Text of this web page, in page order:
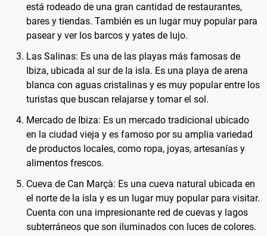
está rodeado de una gran cantidad de restaurantes,
bares y tiendas. También es un lugar muy popular para
pasear y ver los barcos y yates de lujo.
Las Salinas: Es una de las playas más famosas de
Ibiza, ubicada al sur de la isla. Es una playa de arena
blanca con aguas cristalinas y es muy popular entre los
turistas que buscan relajarse y tomar el sol.
Mercado de Ibiza: Es un mercado tradicional ubicado
en la ciudad vieja y es famoso por su amplia variedad
de productos locales, como ropa, joyas, artesanías y
alimentos frescos.
Cueva de Can Marçà: Es una cueva natural ubicada en
el norte de la isla y es un lugar muy popular para visitar.
Cuenta con una impresionante red de cuevas y lagos
subterráneos que son iluminados con luces de colores.